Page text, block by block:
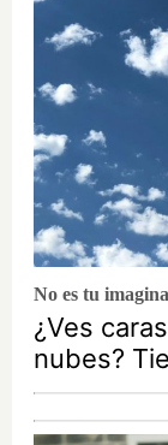
No es tu
¿Ves
nubes?